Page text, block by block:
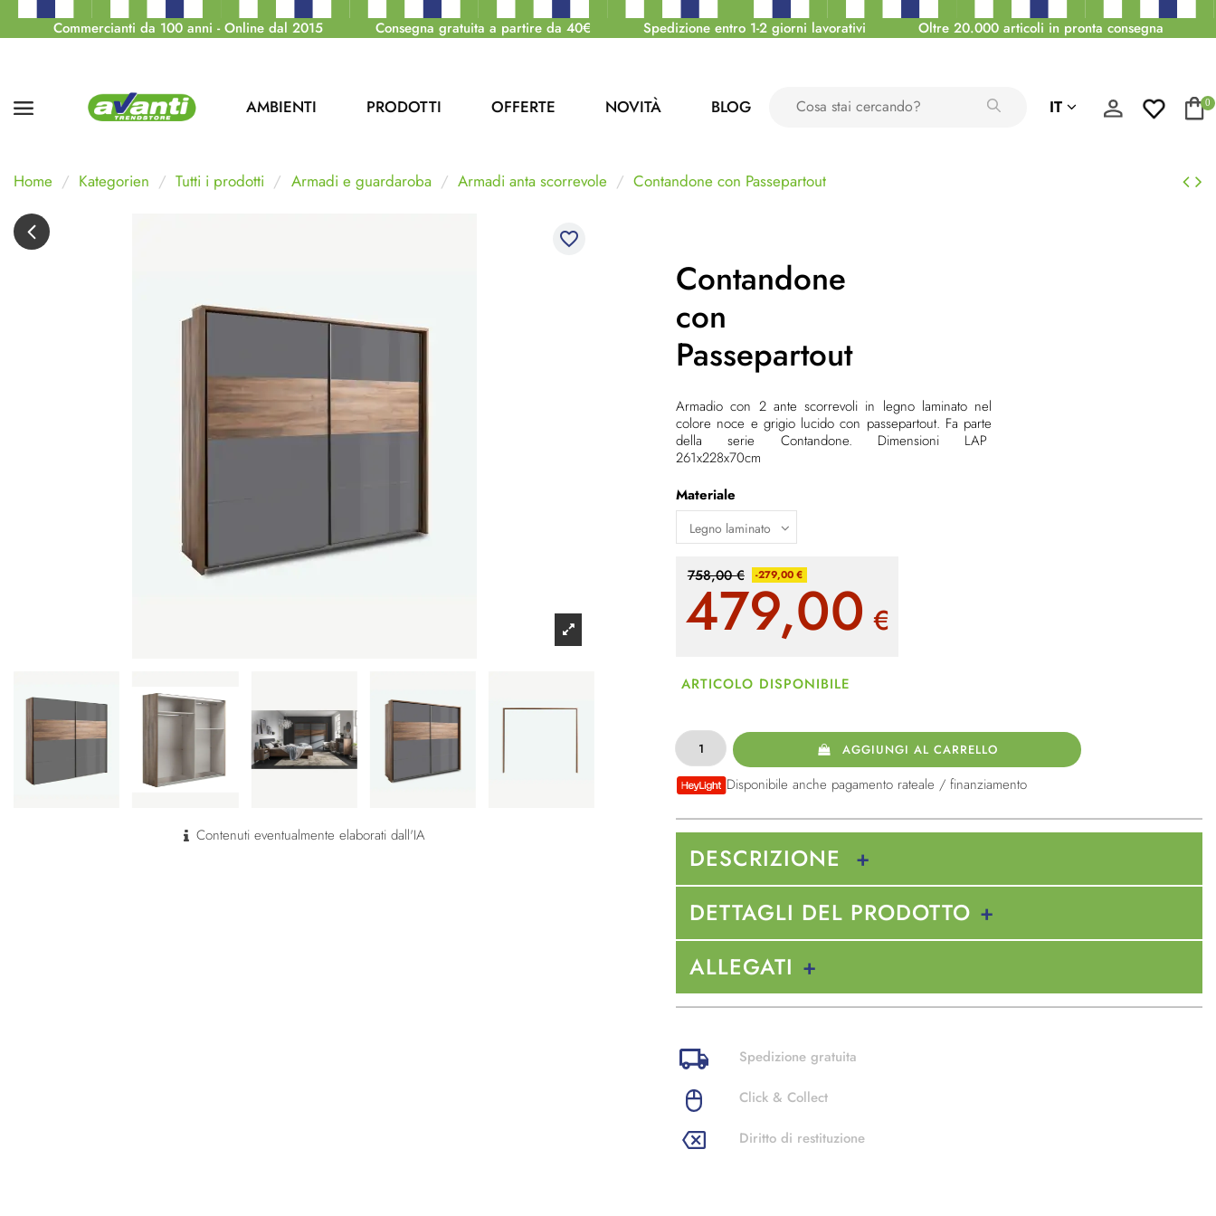
Commercianti da 100 anni - Online dal 2015 Consegna gratuita a partire da 40€ Spedizione entro 1-2 giorni lavorativi Oltre 20.000 articoli in pronta consegna
AMBIENTI PRODOTTI OFFERTE NOVITÀ BLOG IT 0
Home Kategorien Tutti i prodotti Armadi e guardaroba Armadi anta scorrevole Contandone con Passepartout
favorite_border
Contenuti eventualmente elaborati dall'IA
Contandone
con
Passepartout
Armadio con 2 ante scorrevoli in legno laminato nel
colore noce e grigio lucido con passepartout. Fa parte
della serie Contandone. Dimensioni LAP
261x228x70cm
Materiale
758,00 € -279,00 €
479,00 €
ARTICOLO DISPONIBILE
AGGIUNGI AL CARRELLO
Disponibile anche pagamento rateale / finanziamento
DESCRIZIONE
DETTAGLI DEL PRODOTTO
ALLEGATI
Spedizione gratuita
Click & Collect
Diritto di restituzione